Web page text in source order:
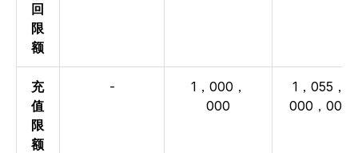
回
限
额
充
值
限
额
-
1，000，
000
1，055，
000，000